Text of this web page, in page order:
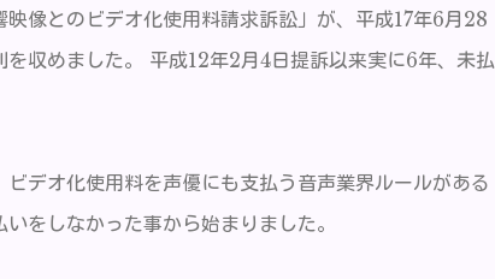
像とのビデオ化使用料請求訴訟」が、平成17年6月28
収めました。 平成12年2月4日提訴以来実に6年、未払
デオ化使用料を声優にも支払う音声業界ルールがある
をしなかった事から始まりました。